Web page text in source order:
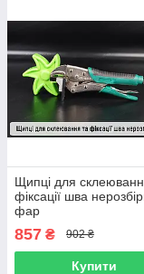
Щипці для
фіксації шва
фар
857 ₴ 902 ₴
Купити